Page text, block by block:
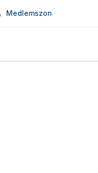
Medlemszon